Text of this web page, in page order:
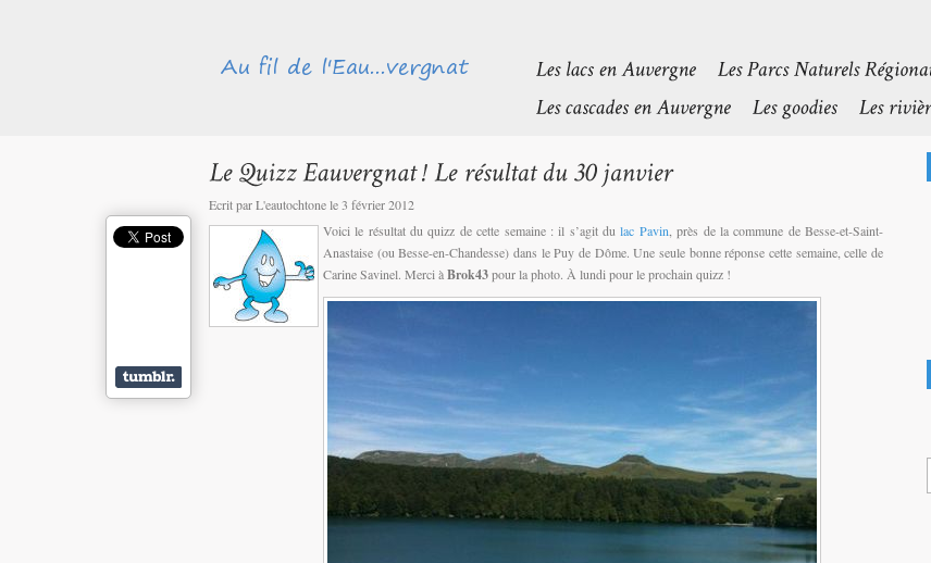
Ecrit par L'eautochtone le 3 février 2012
Voici le résultat du quizz de cette semaine : il s’agit dulac Pavin , près de la commune de Besse-et-Saint-
Anastaise (ou Besse-en-Chandesse) dans le Puy de Dôme. Une seule bonne réponse cette semaine, celle de
Carine Savinel. Merci àBrok43pour la photo. À lundi pour le prochain quizz !